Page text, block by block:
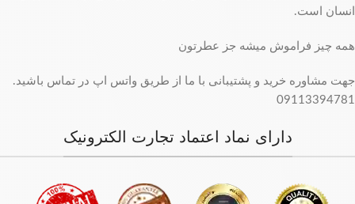
انسان است.
همه چیز فراموش میشه جز عطرتون
جهت مشاوره خرید و پشتیبانی با ما از طریق واتس اپ در تماس باشید.
09113394781
دارای نماد اعتماد تجارت الکترونیک